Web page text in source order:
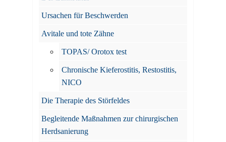
Ursachen für Beschwerden
Avitale und tote Zähne
TOPAS/ Orotox test
Chronische Kieferostitis, Restostitis,
NICO
Die Therapie des Störfeldes
Begleitende Maßnahmen zur chirurgischen
Herdsanierung